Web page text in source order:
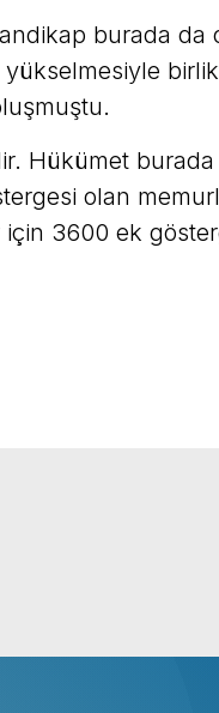
burada da
Hükümet
olan
için 3600 ek